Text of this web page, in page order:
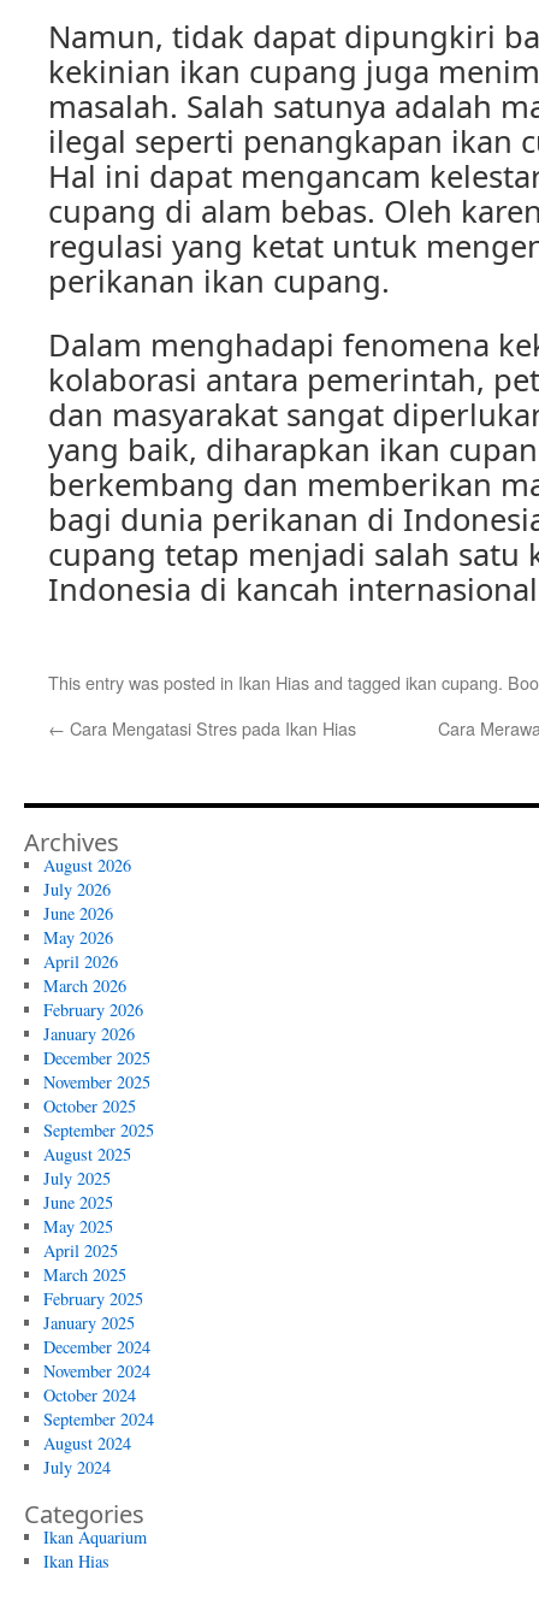
Namun, tidak dapat dipungkiri
kekinian ikan cupang juga
masalah. Salah satunya adalah
ilegal seperti penangkapan ikan
Hal ini dapat mengancam
cupang di alam bebas. Oleh
regulasi yang ketat untuk
perikanan ikan cupang.
Dalam menghadapi fenomena
kolaborasi antara pemerintah,
dan masyarakat sangat
yang baik, diharapkan ikan
berkembang dan memberikan
bagi dunia perikanan di
cupang tetap menjadi salah satu
Indonesia di kancah
This entry was posted in Ikan Hiasand tagged ikan cupang.
← Cara Mengatasi Stres pada Ikan Hias Cara
Archives
August 2026
July 2026
June 2026
May 2026
April 2026
March 2026
February 2026
January 2026
December 2025
November 2025
October 2025
September 2025
August 2025
July 2025
June 2025
May 2025
April 2025
March 2025
February 2025
January 2025
December 2024
November 2024
October 2024
September 2024
August 2024
July 2024
Categories
Ikan Aquarium
Ikan Hias